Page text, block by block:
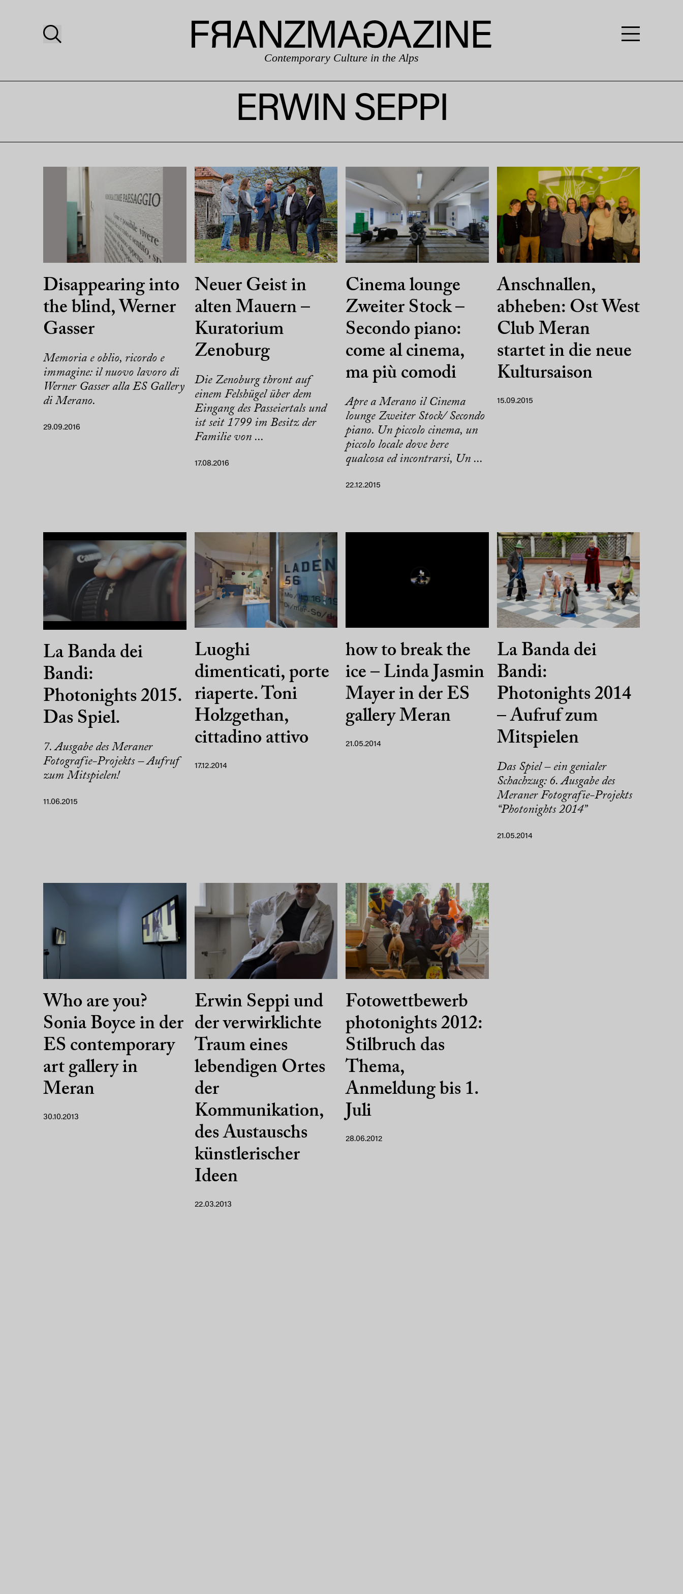
Contemporary Culture in the Alps
ERWIN SEPPI
Disappearing into
the blind, Werner
Gasser
Memoria e oblio, ricordo e
immagine: il nuovo lavoro di
Werner Gasser alla ES Gallery
di Merano.
29.09.2016
Neuer Geist in
alten Mauern –
Kuratorium
Zenoburg
Die Zenoburg thront auf
einem Felshügel über dem
Eingang des Passeiertals und
ist seit 1799 im Besitz der
Familie von ...
17.08.2016
Cinema lounge
Zweiter Stock –
Secondo piano:
come al cinema,
ma più comodi
Apre a Merano il Cinema
lounge Zweiter Stock/ Secondo
piano. Un piccolo cinema, un
piccolo locale dove bere
qualcosa ed incontrarsi, Un ...
22.12.2015
Anschnallen,
abheben: Ost West
Club Meran
startet in die neue
Kultursaison
15.09.2015
La Banda dei
Bandi:
Photonights 2015.
Das Spiel.
7. Ausgabe des Meraner
Fotografie-Projekts – Aufruf
zum Mitspielen!
11.06.2015
Luoghi
dimenticati, porte
riaperte. Toni
Holzgethan,
cittadino attivo
17.12.2014
how to break the
ice – Linda Jasmin
Mayer in der ES
gallery Meran
21.05.2014
La Banda dei
Bandi:
Photonights 2014
– Aufruf zum
Mitspielen
Das Spiel – ein genialer
Schachzug: 6. Ausgabe des
Meraner Fotografie-Projekts
“Photonights 2014”
21.05.2014
Who are you?
Sonia Boyce in der
ES contemporary
art gallery in
Meran
30.10.2013
Erwin Seppi und
der verwirklichte
Traum eines
lebendigen Ortes
der
Kommunikation,
des Austauschs
künstlerischer
Ideen
22.03.2013
Fotowettbewerb
photonights 2012:
Stilbruch das
Thema,
Anmeldung bis 1.
Juli
28.06.2012